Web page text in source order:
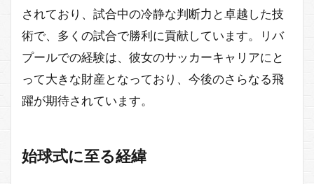
されており、試合中の冷静な判断力と卓越した技
術で、多くの試合で勝利に貢献しています。リバ
プールでの経験は、彼女のサッカーキャリアにと
って大きな財産となっており、今後のさらなる飛
躍が期待されています。
始球式に至る経緯